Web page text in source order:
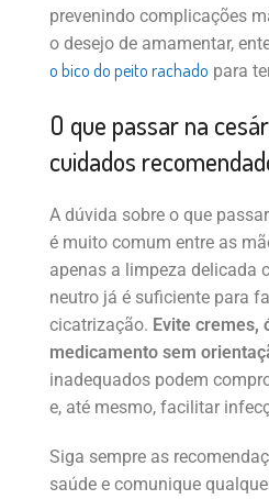
prevenindo complicações
o desejo de amamentar,
o bico do peito rachado para
O que passar na
cuidados
A dúvida sobre o que
é muito comum entre as
apenas a limpeza delicada
neutro já é suficiente para
cicatrização. Evite cremes,
medicamento sem
inadequados podem
e, até mesmo, facilitar
Siga sempre as
saúde e comunique